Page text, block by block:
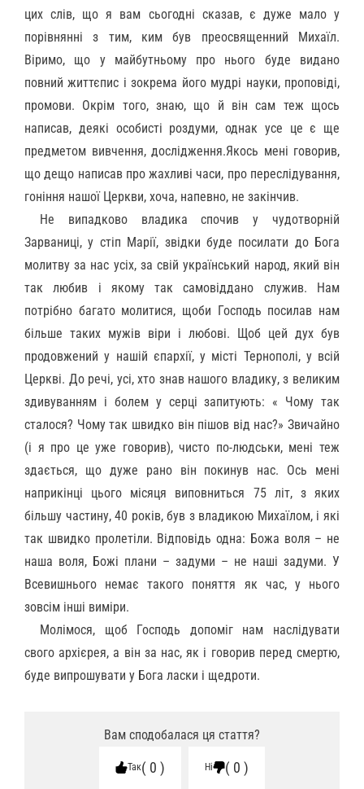
цих слів, що я вам сьогодні сказав, є дуже мало у
порівнянні з тим, ким був преосвященний Михаїл.
Віримо, що у майбутньому про нього буде видано
повний життєпис і зокрема його мудрі науки, проповіді,
промови. Окрім того, знаю, що й він сам теж щось
написав, деякі особисті роздуми, однак усе це є ще
предметом вивчення, дослідження.Якось мені говорив,
що дещо написав про жахливі часи, про переслідування,
гоніння нашої Церкви, хоча, напевно, не закінчив.
Не випадково владика спочив у чудотворній
Зарваниці, у стіп Марії, звідки буде посилати до Бога
молитву за нас усіх, за свій український народ, який він
так любив і якому так самовіддано служив. Нам
потрібно багато молитися, щоби Господь посилав нам
більше таких мужів віри і любові. Щоб цей дух був
продовжений у нашій єпархії, у місті Тернополі, у всій
Церкві. До речі, усі, хто знав нашого владику, з великим
здивуванням і болем у серці запитують: « Чому так
сталося? Чому так швидко він пішов від нас?» Звичайно
(і я про це уже говорив), чисто по-людськи, мені теж
здається, що дуже рано він покинув нас. Ось мені
наприкінці цього місяця виповниться 75 літ, з яких
більшу частину, 40 років, був з владикою Михаїлом, і які
так швидко пролетіли. Відповідь одна: Божа воля – не
наша воля, Божі плани – задуми – не наші задуми. У
Всевишнього немає такого поняття як час, у нього
зовсім інші виміри.
Молімося, щоб Господь допоміг нам наслідувати
свого архієрея, а він за нас, як і говорив перед смертю,
буде випрошувати у Бога ласки і щедроти.
Вам сподобалася ця стаття?
Так 0 Ні 0